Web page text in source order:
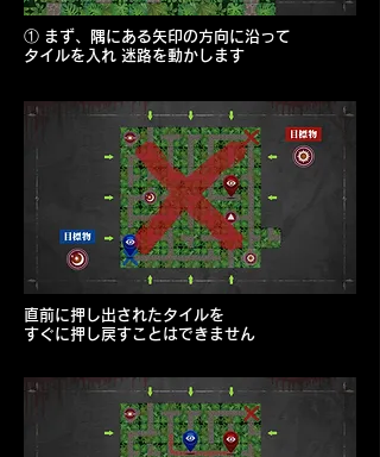
① まず、
隅にある矢印の方向に沿って
タイルを入れ 迷路を動かします
直前に押し出されたタイルを
すぐに押し戻すことはできません